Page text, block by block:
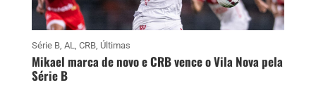
Série B, AL CRB, Últimas
Mikael marca de novo e CRB vence o Vila Nova pela
Série B